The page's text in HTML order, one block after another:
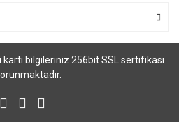
kartı bilgileriniz 256bit SSL sertifikası